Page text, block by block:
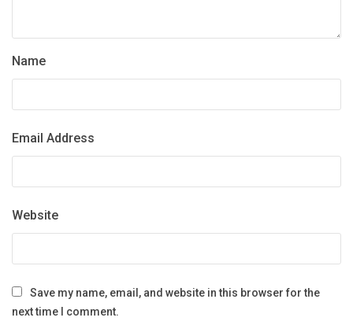
Name
Email Address
Website
Save my name, email, and website in this browser for the
next time I comment.